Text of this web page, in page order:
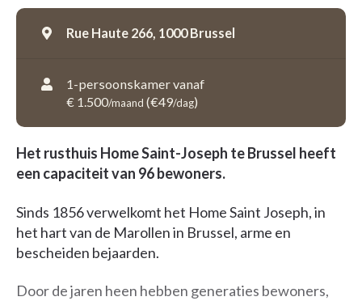
Rue Haute 266, 1000 Brussel
1-persoonskamer vanaf
€ 1.500/maand (€49/dag)
Het rusthuis Home Saint-Joseph te Brussel heeft
een capaciteit van 96 bewoners.
Sinds 1856 verwelkomt het Home Saint Joseph, in
het hart van de Marollen in Brussel, arme en
bescheiden bejaarden.
Door de jaren heen hebben generaties bewoners,